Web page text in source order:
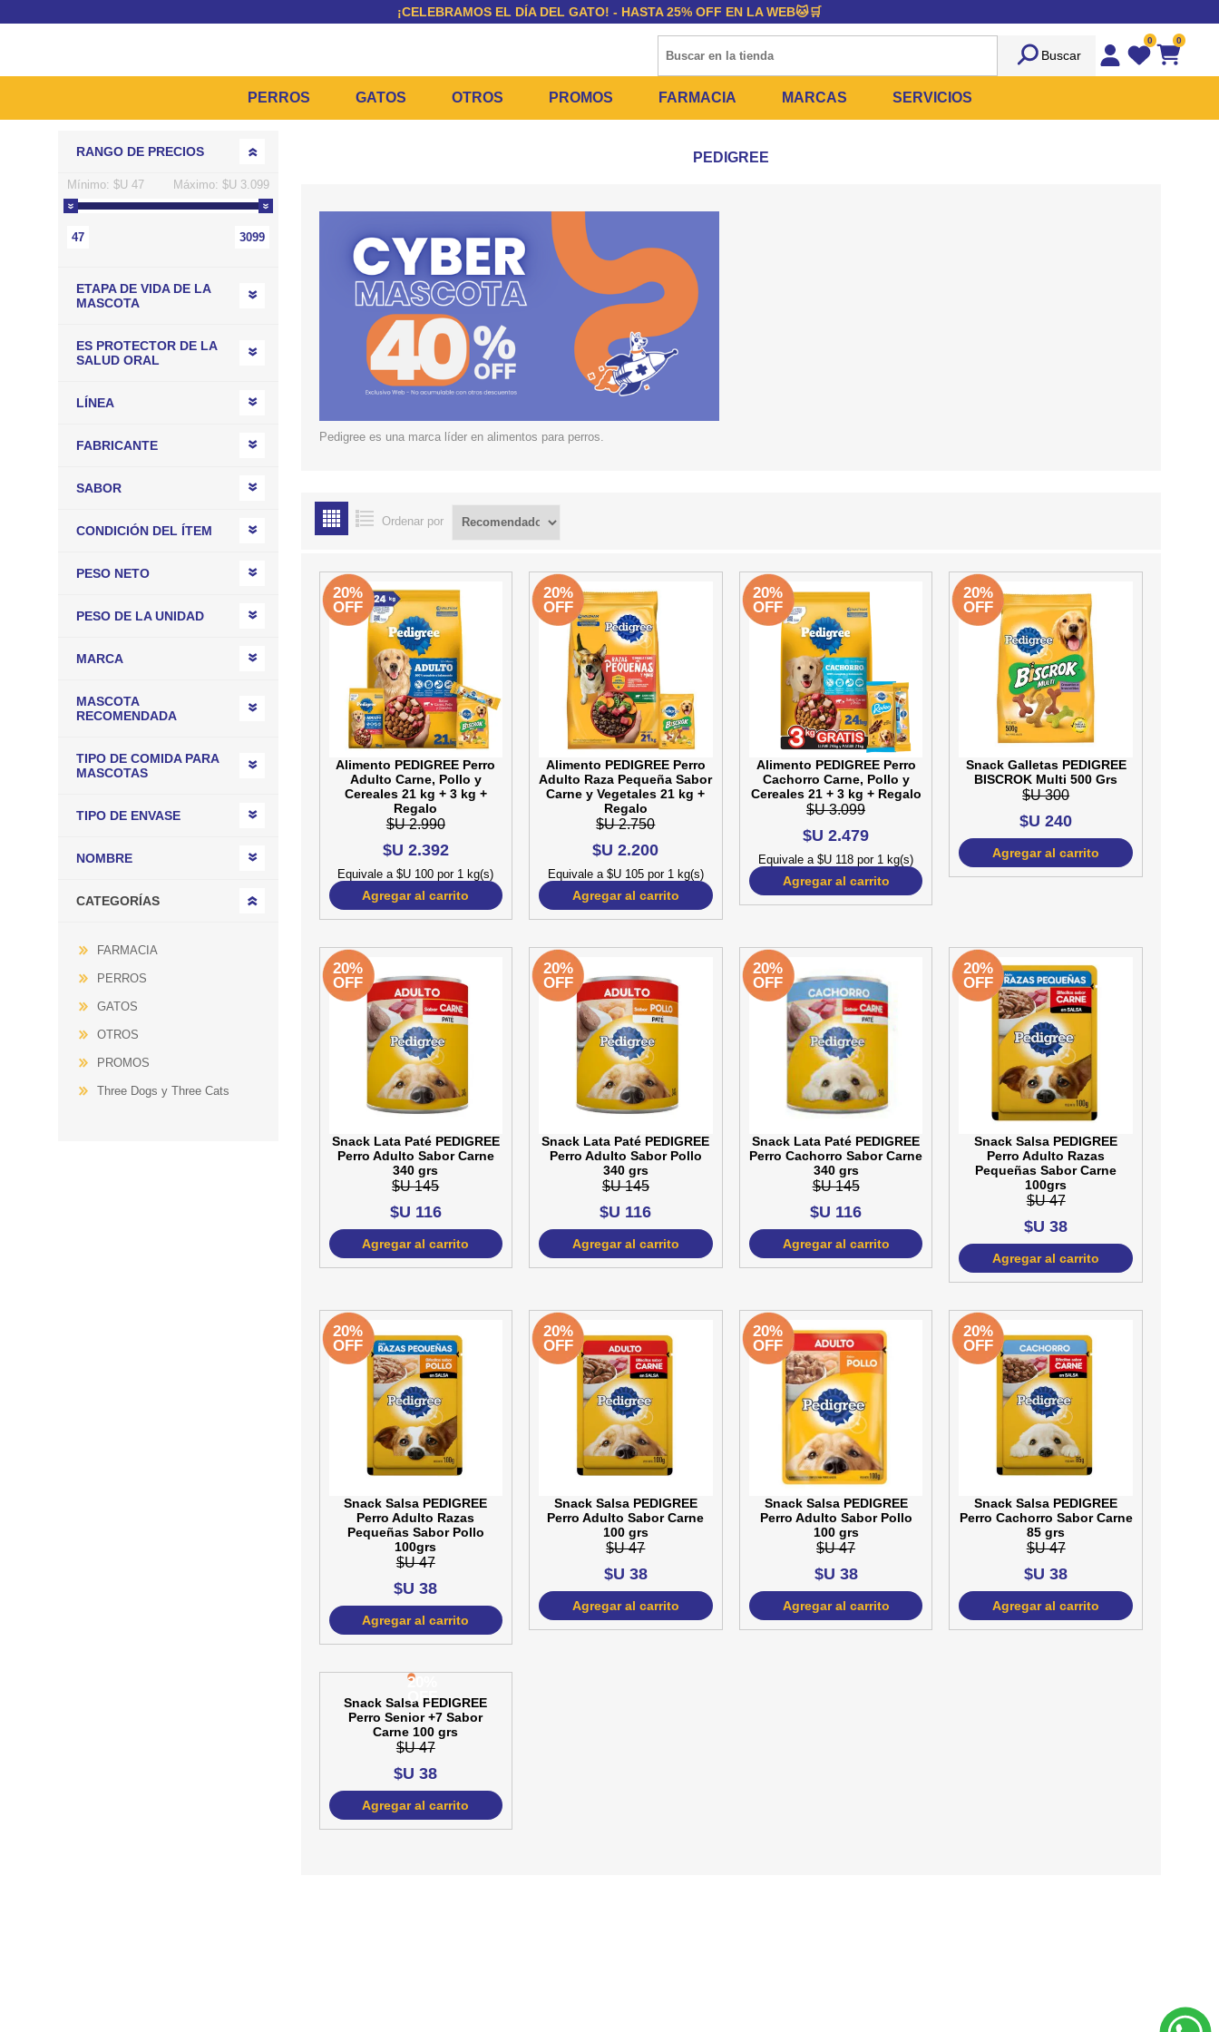
¡CELEBRAMOS EL DÍA DEL GATO! - HASTA 25% OFF EN LA WEB🐱🛒
Buscar
PERROS
ALIMENTOS HÚMEDOS Y SNACKS
CAMAS Y CASETAS
BOLSOS Y TRANSPORTADORAS
BOLSAS PARA MATERIA
COLLARES, ARNESES Y CORREAS
COMEDEROS Y BEBEDEROS
GATOS
HIGIENE Y BAÑOS
COMEDEROS Y BEBEDEROS
JUGUETES Y RASCADORES
COLLARES Y ACCESORIOS
TRANSPORTADORAS
CAMAS
OTROS PROMOS
GATOS
OUTLET
FARMACIA
MEDICAMENTOS
MARCAS SERVICIOS
Wishlist
0
Carrito
0
PEDIGREE
Pedigree es una marca líder en alimentos para perros.
Ordenar por
20%
OFF
Alimento PEDIGREE Perro
Adulto Carne, Pollo y
Cereales 21 kg + 3 kg +
Regalo
$U 2.990
$U 2.392
Equivale a $U 100 por 1 kg(s)
Agregar al carrito
20%
OFF
Alimento PEDIGREE Perro
Adulto Raza Pequeña Sabor
Carne y Vegetales 21 kg +
Regalo
$U 2.750
$U 2.200
Equivale a $U 105 por 1 kg(s)
Agregar al carrito
20%
OFF
Alimento PEDIGREE Perro
Cachorro Carne, Pollo y
Cereales 21 + 3 kg + Regalo
$U 3.099
$U 2.479
Equivale a $U 118 por 1 kg(s)
Agregar al carrito
20%
OFF
Snack Galletas PEDIGREE
BISCROK Multi 500 Grs
$U 300
$U 240
Agregar al carrito
20%
OFF
Snack Lata Paté PEDIGREE
Perro Adulto Sabor Carne
340 grs
$U 145
$U 116
Agregar al carrito
20%
OFF
Snack Lata Paté PEDIGREE
Perro Adulto Sabor Pollo
340 grs
$U 145
$U 116
Agregar al carrito
20%
OFF
Snack Lata Paté PEDIGREE
Perro Cachorro Sabor Carne
340 grs
$U 145
$U 116
Agregar al carrito
20%
OFF
Snack Salsa PEDIGREE
Perro Adulto Razas
Pequeñas Sabor Carne
100grs
$U 47
$U 38
Agregar al carrito
20%
OFF
Snack Salsa PEDIGREE
Perro Adulto Razas
Pequeñas Sabor Pollo
100grs
$U 47
$U 38
Agregar al carrito
20%
OFF
Snack Salsa PEDIGREE
Perro Adulto Sabor Carne
100 grs
$U 47
$U 38
Agregar al carrito
20%
OFF
Snack Salsa PEDIGREE
Perro Adulto Sabor Pollo
100 grs
$U 47
$U 38
Agregar al carrito
20%
OFF
Snack Salsa PEDIGREE
Perro Cachorro Sabor Carne
85 grs
$U 47
$U 38
Agregar al carrito
OFF
RANGO DE PRECIOS
Mínimo: $U 47 Máximo: $U 3.099
47 3099
ETAPA DE VIDA DE LA
MASCOTA
ES PROTECTOR DE LA
SALUD ORAL
LÍNEA
FABRICANTE
SABOR
CONDICIÓN DEL ÍTEM
PESO NETO
PESO DE LA UNIDAD
MARCA
MASCOTA
RECOMENDADA
TIPO DE COMIDA PARA
MASCOTAS
TIPO DE ENVASE
NOMBRE
CATEGORÍAS
FARMACIA
PERROS
GATOS
OTROS
PROMOS
Three Dogs y Three Cats